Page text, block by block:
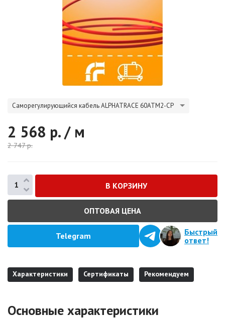
Саморегулирующийся кабель ALPHATRACE 60ATM2-CP
2 568 р. / м
2 747р.
ОПТОВАЯ ЦЕНА
Telegram
Быстрый
ответ!
Характеристики Сертификаты Рекомендуем
Основные характеристики